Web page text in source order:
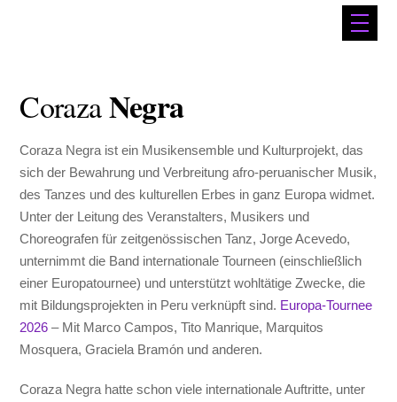
CorazaNegra
Coraza Negra ist ein Musikensemble und Kulturprojekt, das
sich der Bewahrung und Verbreitung afro-peruanischer Musik,
des Tanzes und des kulturellen Erbes in ganz Europa widmet.
Unter der Leitung des Veranstalters, Musikers und
Choreografen für zeitgenössischen Tanz, Jorge Acevedo,
unternimmt die Band internationale Tourneen (einschließlich
einer Europatournee) und unterstützt wohltätige Zwecke, die
mit Bildungsprojekten in Peru verknüpft sind. Europa-Tournee
2026 – Mit Marco Campos, Tito Manrique, Marquitos
Mosquera, Graciela Bramón und anderen.
Coraza Negra hatte schon viele internationale Auftritte, unter